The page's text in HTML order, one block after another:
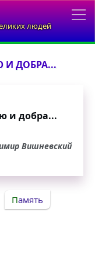
людей
И ДОБРА...
и добра...
Вишневский
Память